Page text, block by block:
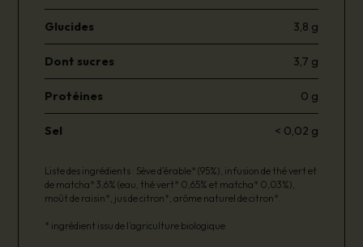
Glucides 3,8 g
Dont sucres 3,7 g
Protéines 0 g
Sel < 0,02 g
Liste des ingrédients : Sève d’érable* (95%), infusion de thé vert et
de matcha* 3,6% (eau, thé vert* 0,65% et matcha* 0,03%),
moût de raisin*, jus de citron*, arôme naturel de citron*.
* ingrédient issu de l’agriculture biologique